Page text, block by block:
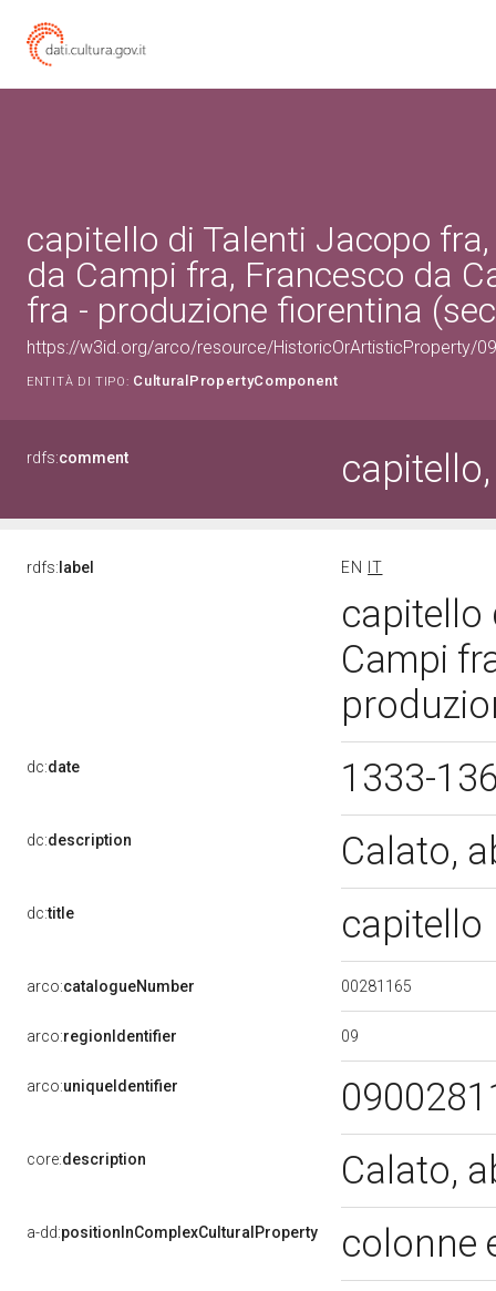
capitello di Talenti Jacopo fra,
da Campi fra, Francesco da
fra - produzione fiorentina
https://w3id.org/arco/resource/HistoricOrArtisticProperty/
ENTITÀ DI TIPO: CulturalPropertyComponent
rdfs:comment
rdfs: label EN IT
capitello
Campi
dc:date 1333-
dc:description Calato,
dc:title capitello
arco:catalogueNumber 00281165
arco:regionIdentifier 09
arco:uniqueIdentifier
core:description Calato,
a-dd:positionInComplexCulturalProperty colonne